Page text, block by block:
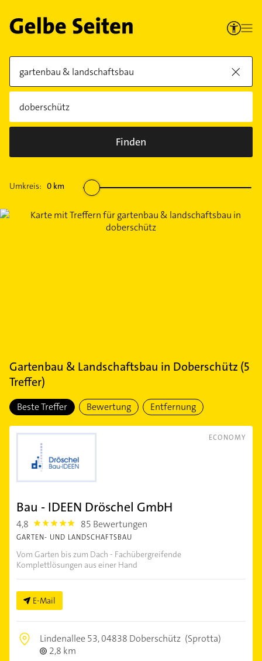
Finden
Umkreis: 0 km
Gartenbau & Landschaftsbau in Doberschütz (5
Treffer)
Beste Treffer Bewertung Entfernung
ECONOMY
Bau - IDEEN Dröschel GmbH
4,8 4.8 85 Bewertungen
GARTEN- UND LANDSCHAFTSBAU
Vom Garten bis zum Dach - Fachübergreifende
Komplettlösungen aus einer Hand
E-Mail
Lindenallee 53,04838 Doberschütz (Sprotta)
2,8 km